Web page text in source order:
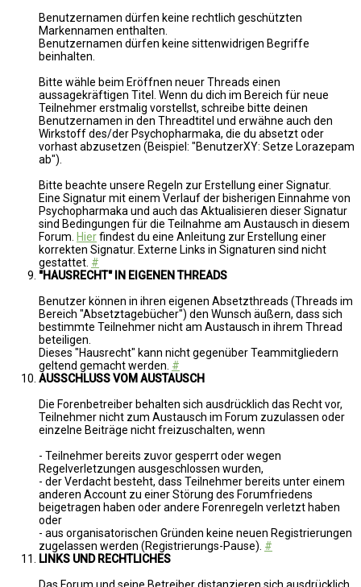
Benutzernamen dürfen keine rechtlich geschützten
Markennamen enthalten.
Benutzernamen dürfen keine sittenwidrigen Begriffe
beinhalten.
Bitte wähle beim Eröffnen neuer Threads einen
aussagekräftigen Titel. Wenn du dich im Bereich für neue
Teilnehmer erstmalig vorstellst, schreibe bitte deinen
Benutzernamen in den Threadtitel und erwähne auch den
Wirkstoff des/der Psychopharmaka, die du absetzt oder
vorhast abzusetzen (Beispiel: "BenutzerXY: Setze Lorazepam
ab").
Bitte beachte unsere Regeln zur Erstellung einer Signatur.
Eine Signatur mit einem Verlauf der bisherigen Einnahme von
Psychopharmaka und auch das Aktualisieren dieser Signatur
sind Bedingungen für die Teilnahme am Austausch in diesem
Forum. Hierfindest du eine Anleitung zur Erstellung einer
korrekten Signatur. Externe Links in Signaturen sind nicht
gestattet. #
"HAUSRECHT" IN EIGENEN THREADS
Benutzer können in ihren eigenen Absetzthreads (Threads im
Bereich "Absetztagebücher") den Wunsch äußern, dass sich
bestimmte Teilnehmer nicht am Austausch in ihrem Thread
beteiligen.
Dieses "Hausrecht" kann nicht gegenüber Teammitgliedern
geltend gemacht werden. #
AUSSCHLUSS VOM AUSTAUSCH
Die Forenbetreiber behalten sich ausdrücklich das Recht vor,
Teilnehmer nicht zum Austausch im Forum zuzulassen oder
einzelne Beiträge nicht freizuschalten, wenn
- Teilnehmer bereits zuvor gesperrt oder wegen
Regelverletzungen ausgeschlossen wurden,
- der Verdacht besteht, dass Teilnehmer bereits unter einem
anderen Account zu einer Störung des Forumfriedens
beigetragen haben oder andere Forenregeln verletzt haben
oder
- aus organisatorischen Gründen keine neuen Registrierungen
zugelassen werden (Registrierungs-Pause). #
LINKS UND RECHTLICHES